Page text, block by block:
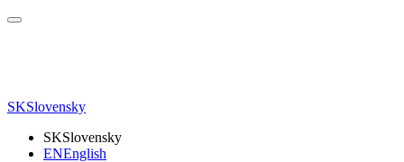
SKSlovensky
SKSlovensky
ENEnglish